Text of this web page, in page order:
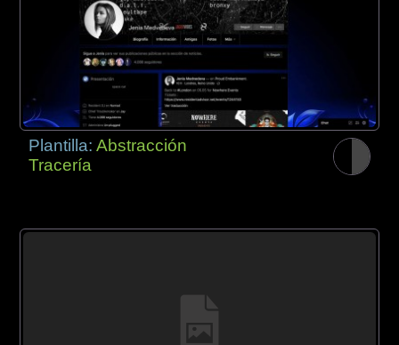
Plantilla:Abstracción
Tracería